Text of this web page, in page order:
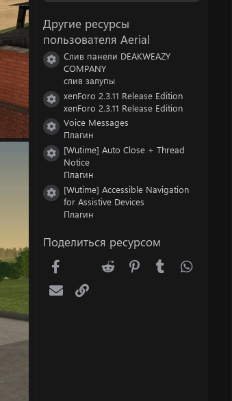
Другие ресурсы
пользователя Aerial
Иконка ресурса
Слив панели DEAKWEAZY
COMPANY
слив залупы
Иконка ресурса
xenForo 2.3.11 Release Edition
xenForo 2.3.11 Release Edition
Иконка ресурса
Voice Messages
Плагин
Иконка ресурса
[Wutime] Auto Close + Thread
Notice
Плагин
Иконка ресурса
[Wutime] Accessible Navigation
for Assistive Devices
Плагин
Поделиться ресурсом
FacebookX (Twitter)
Reddit PinterestTumblr
Электронная почта